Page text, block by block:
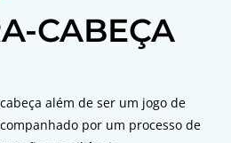
CABEÇA
além de ser um jogo de
por um processo de